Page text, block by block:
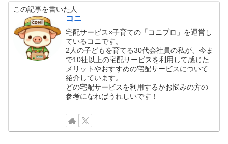
この記事を書いた人
コニ
宅配サービス×子育ての「コニブロ」を運営し
ているコニです。
2人の子どもを育てる30代会社員の私が、今ま
で10社以上の宅配サービスを利用して感じた
メリットやおすすめの宅配サービスについて
紹介しています。
どの宅配サービスを利用するかお悩みの方の
参考になればうれしいです！